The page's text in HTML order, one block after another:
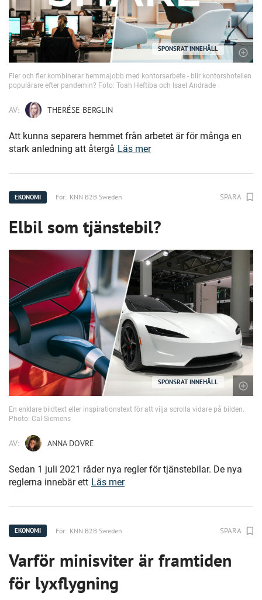
SPONSRAT INNEHÅLL
Fler och fler kombinerar hemmajobb med kontorsarbete - blir kontorshotellen
populärare efter pandemin? Foto: Toah Heftiba och Isael Andrade
AV: THERÉSE BERGLIN
Att kunna separera hemmet från arbetet är för många en
stark anledning att återgå Läs mer
EKONOMI För: KNN B2B Sweden SPARA
Elbil som tjänstebil?
SPONSRAT INNEHÅLL
En enklare bildtext eller inspirationstext för att vilja scrolla vidare på bilden.
Photo: Cal Siemens
AV: ANNA DOVRE
Sedan 1 juli 2021 råder nya regler för tjänstebilar. De nya
reglerna innebär ett Läs mer
EKONOMI För: KNN B2B Sweden SPARA
Varför minisviter är framtiden
för lyxflygning